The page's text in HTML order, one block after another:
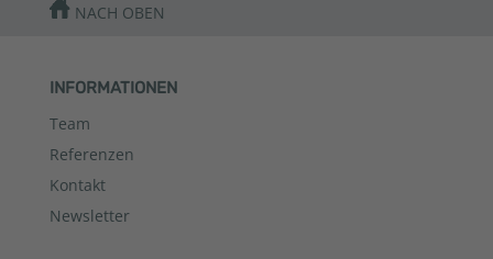
NACH OBEN
INFORMATIONEN
Team
Referenzen
Kontakt
Newsletter